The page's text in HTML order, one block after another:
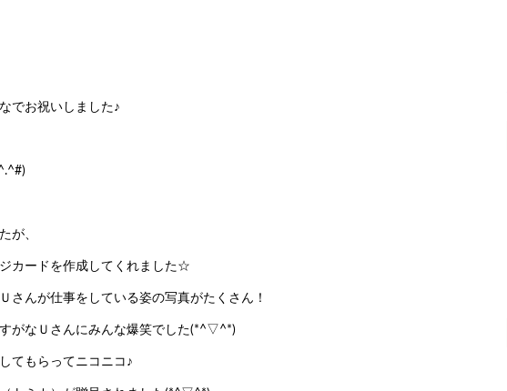
でお祝いしました♪
が、
カードを作成してくれました☆
さんが仕事をしている姿の写真がたくさん！
がなＵさんにみんな爆笑でした(*^▽^*)
てもらってニコニコ♪